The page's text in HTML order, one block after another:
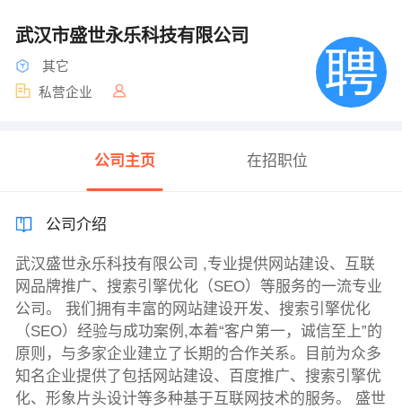
武汉市盛世永乐科技有限公司
其它
私营企业
公司主页 在招职位
公司介绍
武汉盛世永乐科技有限公司 ,专业提供网站建设、互联
网品牌推广、搜索引擎优化（SEO）等服务的一流专业
公司。 我们拥有丰富的网站建设开发、搜索引擎优化
（SEO）经验与成功案例,本着“客户第一，诚信至上”的
原则，与多家企业建立了长期的合作关系。目前为众多
知名企业提供了包括网站建设、百度推广、搜索引擎优
化、形象片头设计等多种基于互联网技术的服务。 盛世